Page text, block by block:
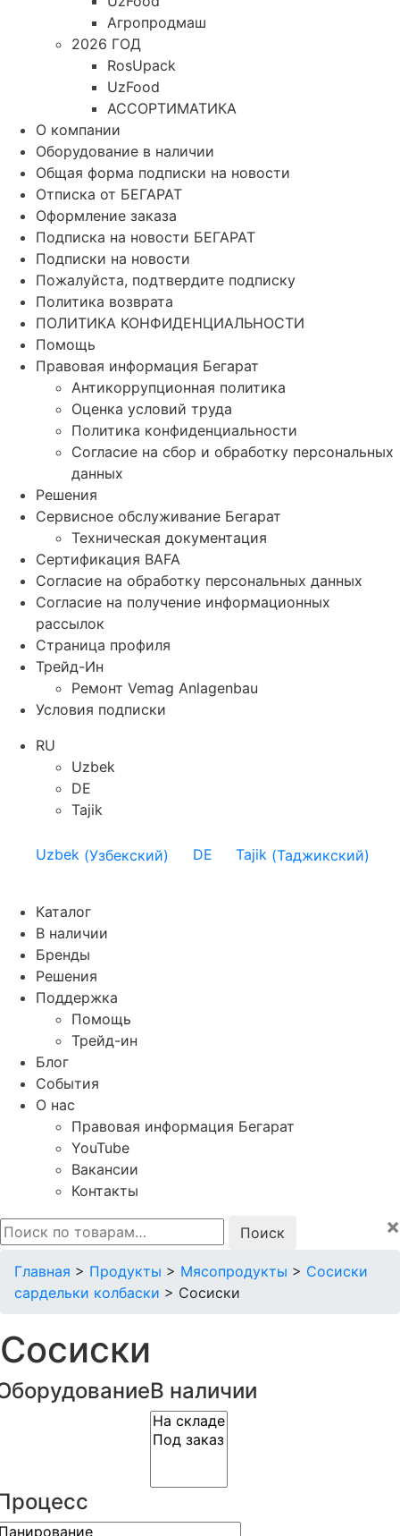
Агропродмаш
2026 ГОД
RosUpack
UzFood
АССОРТИМАТИКА
О компании
Оборудование в наличии
Общая форма подписки на новости
Отписка от БЕГАРАТ
Оформление заказа
Подписка на новости БЕГАРАТ
Подписки на новости
Пожалуйста, подтвердите подписку
Политика возврата
ПОЛИТИКА КОНФИДЕНЦИАЛЬНОСТИ
Помощь
Правовая информация Бегарат
Антикоррупционная политика
Оценка условий труда
Политика конфиденциальности
Согласие на сбор и обработку персональных
данных
Решения
Сервисное обслуживание Бегарат
Техническая документация
Сертификация BAFA
Согласие на обработку персональных данных
Согласие на получение информационных
рассылок
Страница профиля
Трейд-Ин
Ремонт Vemag Anlagenbau
Условия подписки
RU
Uzbek
DE
Tajik
Uzbek (Узбекский) DE Tajik (Таджикский)
Каталог
В наличии
Бренды
Решения
Поддержка
Помощь
Трейд-ин
Блог
События
О нас
Правовая информация Бегарат
YouTube
Вакансии
Контакты
Искать:
×
Главная > Продукты > Мясопродукты > Сосиски
сардельки колбаски > Сосиски
Сосиски
В наличии